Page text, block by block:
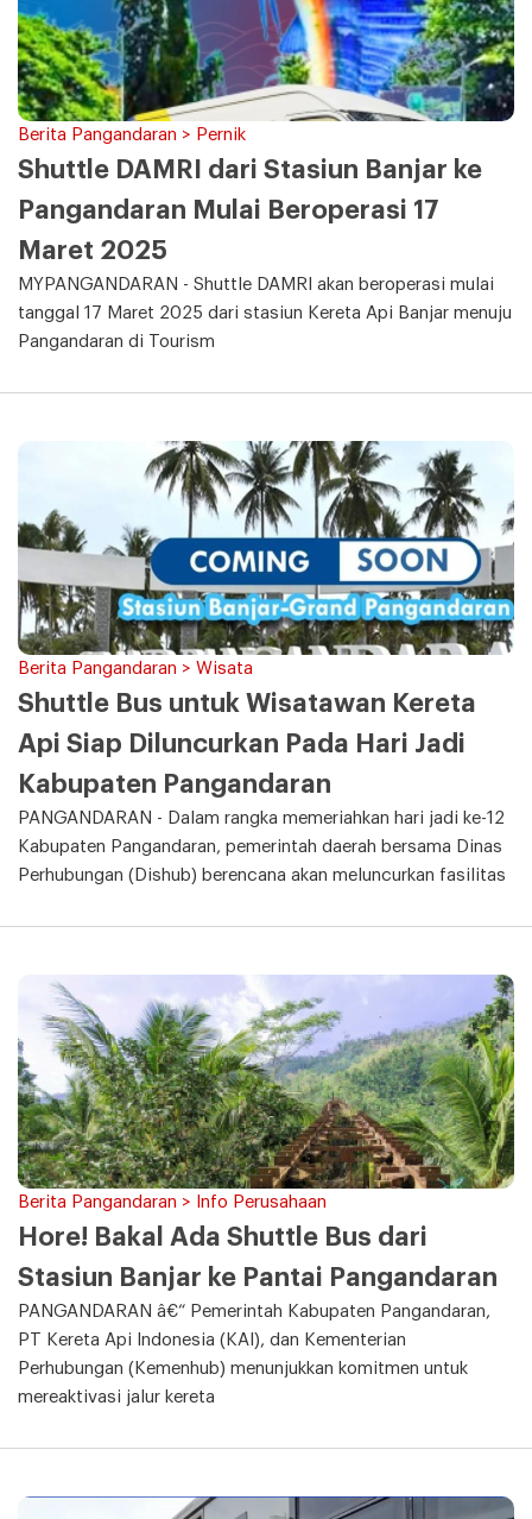
Berita Pangandaran > Pernik
Shuttle DAMRI dari Stasiun Banjar ke
Pangandaran Mulai Beroperasi 17
Maret 2025
MYPANGANDARAN - Shuttle DAMRI akan beroperasi mulai
tanggal 17 Maret 2025 dari stasiun Kereta Api Banjar menuju
Pangandaran di Tourism
Berita Pangandaran > Wisata
Shuttle Bus untuk Wisatawan Kereta
Api Siap Diluncurkan Pada Hari Jadi
Kabupaten Pangandaran
PANGANDARAN - Dalam rangka memeriahkan hari jadi ke-12
Kabupaten Pangandaran, pemerintah daerah bersama Dinas
Perhubungan (Dishub) berencana akan meluncurkan fasilitas
Berita Pangandaran > Info Perusahaan
Hore! Bakal Ada Shuttle Bus dari
Stasiun Banjar ke Pantai Pangandaran
PANGANDARAN â€“ Pemerintah Kabupaten Pangandaran,
PT Kereta Api Indonesia (KAI), dan Kementerian
Perhubungan (Kemenhub) menunjukkan komitmen untuk
mereaktivasi jalur kereta